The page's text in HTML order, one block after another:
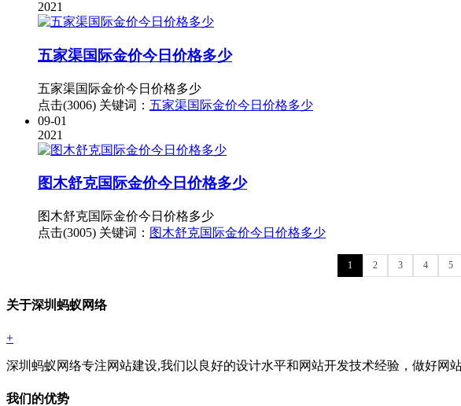
2021
五家渠国际金价今日价格多少
五家渠国际金价今日价格多少
点击(3006) 关键词： 五家渠国际金价今日价格多少
09-01
2021
图木舒克国际金价今日价格多少
图木舒克国际金价今日价格多少
点击(3005) 关键词： 图木舒克国际金价今日价格多少
1 2 3 4 5
关于深圳蚂蚁网络
+
深圳蚂蚁网络专注网站建设,我们以良好的设计水平和网站开发技术经验，做好
我们的优势